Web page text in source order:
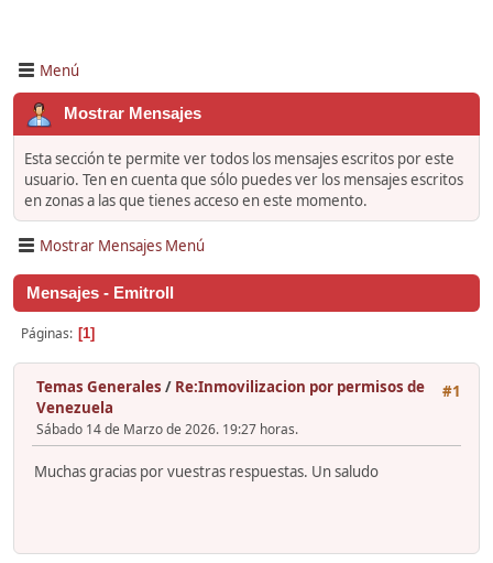
Menú
Mostrar Mensajes
Esta sección te permite ver todos los mensajes escritos por este
usuario. Ten en cuenta que sólo puedes ver los mensajes escritos
en zonas a las que tienes acceso en este momento.
Mostrar Mensajes Menú
Mensajes - Emitroll
Páginas 1
#1
Temas Generales / Re:Inmovilizacion por permisos de
Venezuela
Sábado 14 de Marzo de 2026. 19:27 horas.
Muchas gracias por vuestras respuestas. Un saludo